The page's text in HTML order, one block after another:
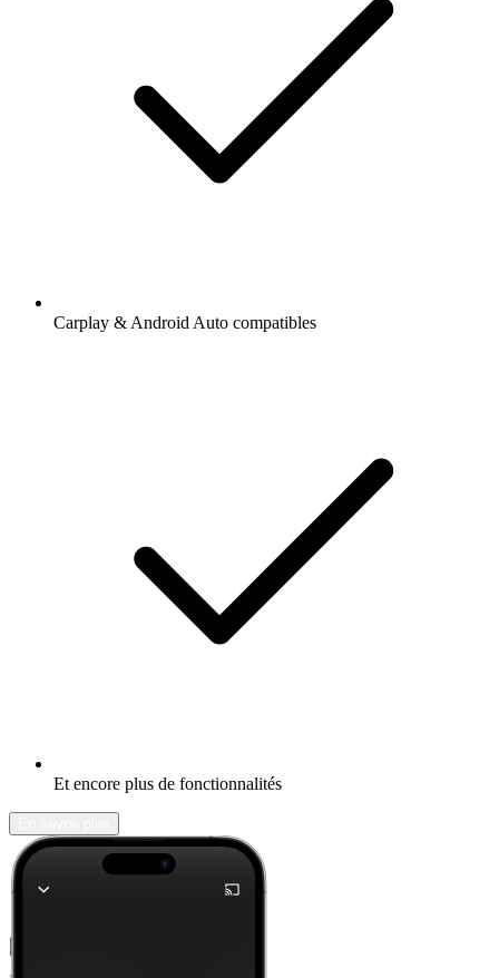
Carplay & Android Auto compatibles
Et encore plus de fonctionnalités